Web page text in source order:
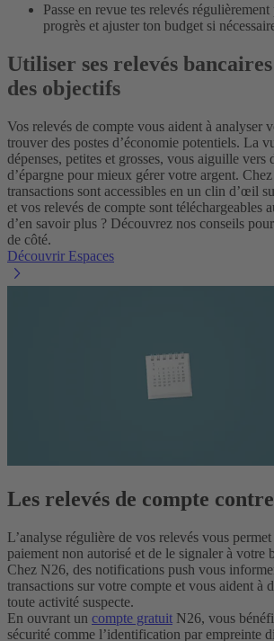
Passe en revue tes relevés
progrès et ajuster ton budget si
Utiliser ses relevés
des objectifs
Vos relevés de compte vous aident à analyser
trouver des postes d’économie potentiels. La
dépenses, petites et grosses, vous aiguille vers
d’épargne pour mieux gérer votre argent.
transactions sont accessibles en un clin d’œil
et vos relevés de compte sont téléchargeables
d’en savoir plus ? Découvrez nos conseils
de côté.
Découvrir Espaces
Les relevés de compte
L’analyse régulière de vos relevés vous
paiement non autorisé et de le signaler à votre
Chez N26, des notifications push vous
transactions sur votre compte et vous aident à
toute activité suspecte.
En ouvrant un compte gratuit N26, vous
sécurité comme l’identification par empreinte